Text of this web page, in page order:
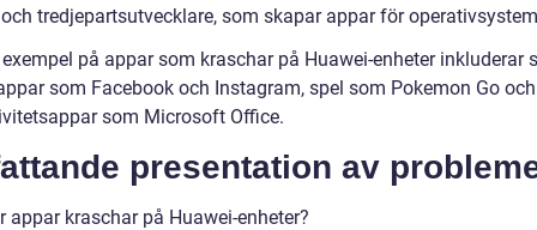
tredjepartsutvecklare, som skapar appar för
på appar som kraschar på Huawei-enheter inkluderar
som Facebook och Instagram, spel som Pokemon Go
som Microsoft Office.
presentation av
appar kraschar på Huawei-enheter?